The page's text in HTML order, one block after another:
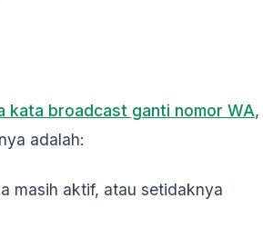
kata broadcast ganti nomor WA,
adalah:
masih aktif, atau setidaknya